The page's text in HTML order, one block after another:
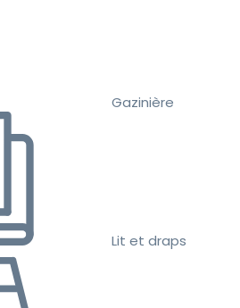
Gazinière
Lit et draps